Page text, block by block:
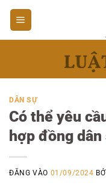
Bỏ
qua
nội
DÂN SỰ
Có thể yêu
hợp đồng
ĐĂNG VÀO 01/09/2024 BỞI